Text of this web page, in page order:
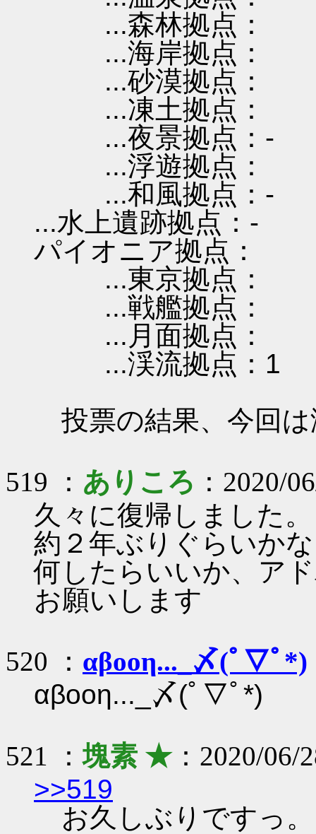
...森林拠点：
...海岸拠点：
...砂漠拠点：
...凍土拠点：
...夜景拠点：-
...浮遊拠点：
...和風拠点：-
...水上遺跡拠点：-
パイオニア拠点：
...東京拠点：
...戦艦拠点：
...月面拠点：
...渓流拠点：1
投票の結果、今回
519 ： ありころ ：2020/
久々に復帰しました。
約２年ぶりぐらいか
何したらいいか、ア
お願いします
520 ： αβοοη..._〆(ﾟ▽ﾟ*)
αβοοη..._〆(ﾟ▽ﾟ*)
521 ：塊素 ★：2020/06/
>>519
お久しぶりですっ。